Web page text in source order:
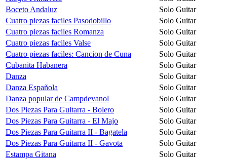
Boceto Andaluz
Solo Guitar
Cuatro piezas faciles Pasodobillo
Solo Guitar
Cuatro piezas faciles Romanza
Solo Guitar
Cuatro piezas faciles Valse
Solo Guitar
Cuatro piezas faciles: Cancion de Cuna
Solo Guitar
Cubanita Habanera
Solo Guitar
Danza
Solo Guitar
Danza Española
Solo Guitar
Danza popular de Campdevanol
Solo Guitar
Dos Piezas Para Guitarra - Bolero
Solo Guitar
Dos Piezas Para Guitarra - El Majo
Solo Guitar
Dos Piezas Para Guitarra II - Bagatela
Solo Guitar
Dos Piezas Para Guitarra II - Gavota
Solo Guitar
Estampa Gitana
Solo Guitar